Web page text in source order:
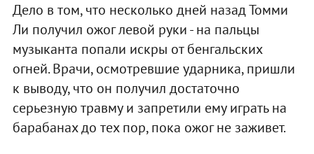
Дело в том, что несколько дней назад Томми
Ли получил ожог левой руки - на пальцы
музыканта попали искры от бенгальских
огней. Врачи, осмотревшие ударника, пришли
к выводу, что он получил достаточно
серьезную травму и запретили ему играть на
барабанах до тех пор, пока ожог не заживет.